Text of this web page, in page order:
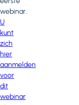
webinar.
U
kunt
zich
hier
aanmelden
voor
dit
webinar